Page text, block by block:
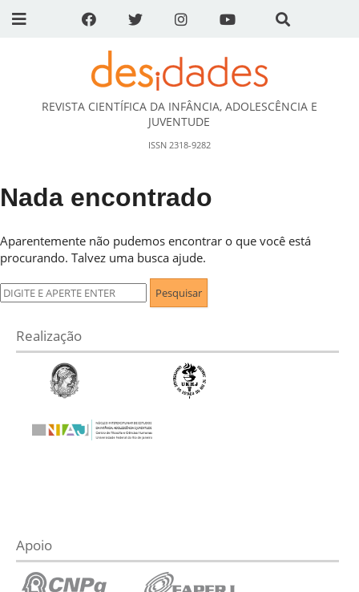
DESidades
REVISTA CIENTÍFICA DA INFÂNCIA, ADOLESCÊNCIA E
JUVENTUDE
ISSN 2318-9282
Nada encontrado
Aparentemente não pudemos encontrar o que você está
procurando. Talvez uma busca ajude.
Pesquisar
por:
Realização
Apoio